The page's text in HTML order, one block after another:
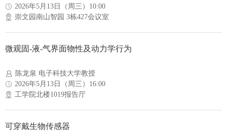
2026年5月13日（周三）10:00
崇文园南山智园 3栋427会议室
微观固-液-气界面物性及动力学行为
陈龙泉 电子科技大学教授
2026年5月13日（周三）16:00
工学院北楼1019报告厅
可穿戴生物传感器